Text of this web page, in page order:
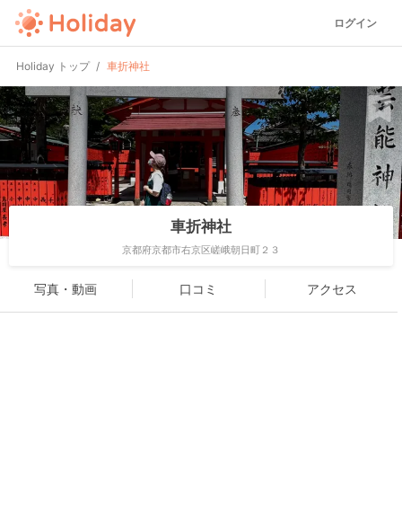
ログイン
Holiday トップ 車折神社
車折神社
京都府京都市右京区嵯峨朝日町２３
写真・動画 口コミ アクセス